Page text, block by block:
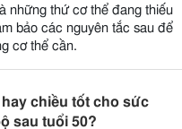
những thứ cơ thể đang thiếu
bảo các nguyên tắc sau để
cơ thể cần.
chiều tốt cho sức
sau tuổi 50?